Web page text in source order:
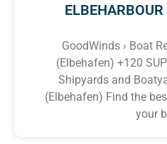
GoodWinds › Boat
(Elbehafen) +120
Shipyards and
(Elbehafen) Find the
your